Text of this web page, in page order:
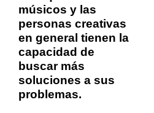
músicos y las
personas creativas
en general tienen la
capacidad de
buscar más
soluciones a sus
problemas.